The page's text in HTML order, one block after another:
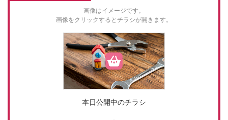
画像はイメージです。
画像をクリックするとチラシが開きます。
本日公開中のチラシ